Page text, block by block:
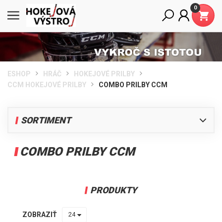
0
ESHOP HRÁČ
HOKEJOVÉ PRILBY
CCM HOKEJOVÉ PRILBY
COMBO PRILBY CCM
SORTIMENT
HOKEJOVÉ KORČULE BAUER
HOKEJOVÉ RUKAVICE
HOKEJOVÉ CHRÁNIČE LAKŤOV
COMBO PRILBY CCM
PRODUKTY
ZOBRAZIŤ